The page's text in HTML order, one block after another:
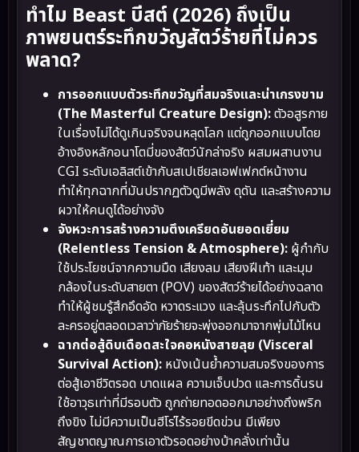
ทำไม Beast บีสต์ (2026) ถึงเป็น
ภาพยนตร์ระทึกขวัญสัตว์ร้ายที่ไม่ควร
พลาด?
การออกแบบตัวระทึกขวัญที่สมจริงและน่าเกรงขาม
(The Masterful Creature Design):ตัวอสูรกาย
ในเรื่องไม่ได้ดูเกินจริงจนหลุดโลก แต่ถูกออกแบบโดย
อ้างอิงหลักอนาโตมี่ของสัตว์นักล่าจริง ผสมผสานงาน
CGI ระดับเอลิสต์เข้ากับสเปเชียลเอฟเฟกต์หน้างาน
ทำให้ทุกฉากที่มันปรากฏตัวดูมีพลัง ดุดัน และสร้างความ
ผวาให้คนดูได้อย่างจัง
จังหวะการสร้างความตึงเครียดอันยอดเยี่ยม
(Relentless Tension & Atmosphere): ผู้กำกับ
ใช้ประโยชน์จากความมืด เสียงลม เสียงฝีเท้า และมุม
กล้องในระดับสายตา (POV) ของสัตว์ร้ายได้อย่างฉลาด
ทำให้ผู้ชมรู้สึกอึดอัด หวาดระแวง และลุ้นระทึกไปกับตัว
ละครอยู่ตลอดเวลาว่าภัยร้ายจะพุ่งออกมาจากพุ่มไม้ไหน
ฉากต่อสู้ดิบเดือดสะใจคอหนังสายลุย (Visceral
Survival Action): หนังเน้นย้ำความสมจริงของการ
ต่อสู้เอาชีวิตรอด บาดแผล ความเจ็บปวด และการดิ้นรน
ใช้อาวุธเท่าที่มีรอบตัว ถูกถ่ายทอดออกมาอย่างถึงพริก
ถึงขิง ไม่มีความเป็นฮีโร่ไร้รอยขีดข่วน มีเพียง
สัญชาตญาณการเอาตัวรอดอย่างบ้าคลั่งเท่านั้น